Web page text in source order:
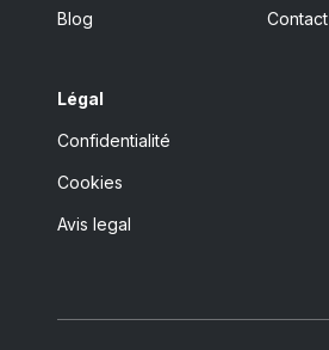
Blog Contact
Légal
Confidentialité
Cookies
Avis legal